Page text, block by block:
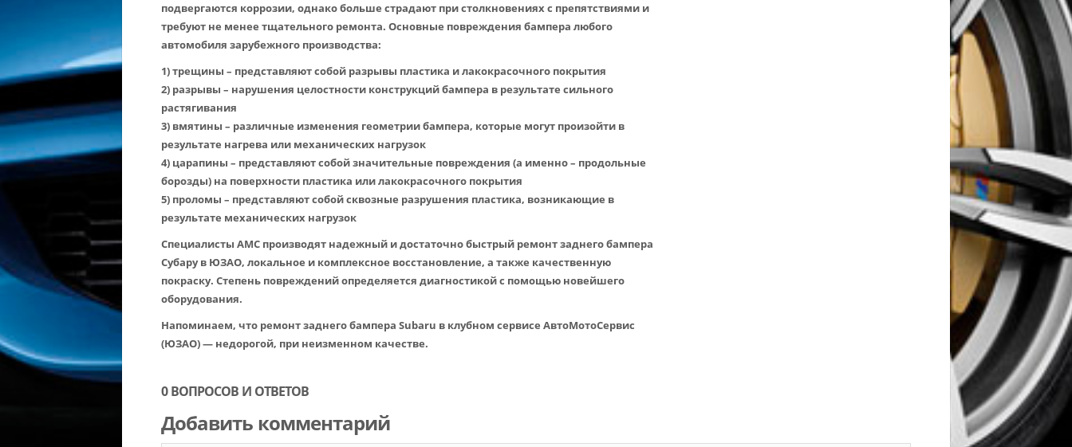
подвергаются коррозии, однако больше страдают при столкновениях с препятствиями и
требуют не менее тщательного ремонта. Основные повреждения бампера любого
автомобиля зарубежного производства:
1) трещины – представляют собой разрывы пластика и лакокрасочного покрытия
2) разрывы – нарушения целостности конструкций бампера в результате сильного
растягивания
3) вмятины – различные изменения геометрии бампера, которые могут произойти в
результате нагрева или механических нагрузок
4) царапины – представляют собой значительные повреждения (а именно – продольные
борозды) на поверхности пластика или лакокрасочного покрытия
5) проломы – представляют собой сквозные разрушения пластика, возникающие в
результате механических нагрузок
Специалисты АМС производят надежный и достаточно быстрый ремонт заднего бампера
Субару в ЮЗАО, локальное и комплексное восстановление, а также качественную
покраску. Степень повреждений определяется диагностикой с помощью новейшего
оборудования.
Напоминаем, что ремонт заднего бампера Subaru в клубном сервисе АвтоМотоСервис
(ЮЗАО) — недорогой, при неизменном качестве.
0 ВОПРОСОВ И ОТВЕТОВ
Добавить комментарий